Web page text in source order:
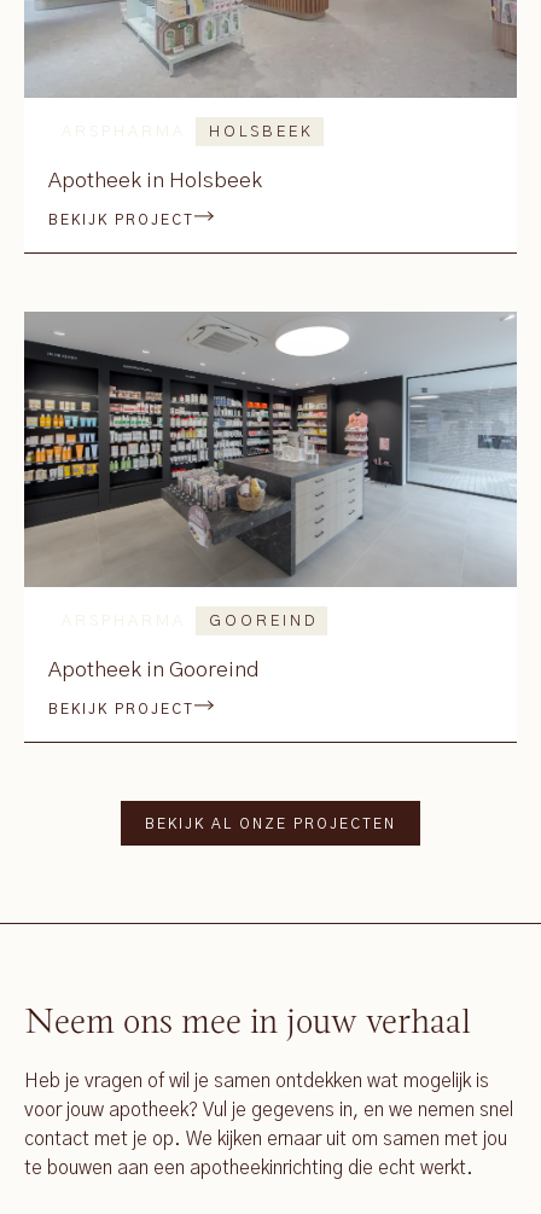
ARSPHARMA HOLSBEEK
Apotheek in Holsbeek
BEKIJK PROJECT
ARSPHARMA GOOREIND
Apotheek in Gooreind
BEKIJK PROJECT
BEKIJK AL ONZE PROJECTEN
Neem ons mee in jouw verhaal
Heb je vragen of wil je samen ontdekken wat mogelijk is
voor jouw apotheek? Vul je gegevens in, en we nemen snel
contact met je op. We kijken ernaar uit om samen met jou
te bouwen aan een apotheekinrichting die echt werkt.